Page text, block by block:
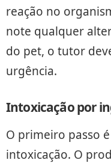
reação no
note qualquer
do pet, o tutor
urgência.
Intoxicação por
O primeiro passo
intoxicação. O